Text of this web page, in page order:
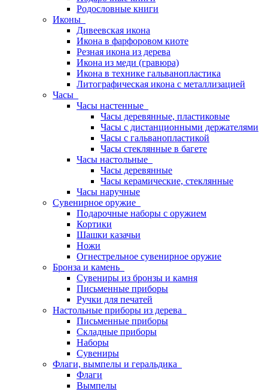
Родословные книги
Иконы
Дивеевская икона
Икона в фарфоровом киоте
Резная икона из дерева
Икона из меди (гравюра)
Икона в технике гальванопластика
Литографическая икона с металлизацией
Часы
Часы настенные
Часы деревянные, пластиковые
Часы с дистанционными держателями
Часы с гальванопластикой
Часы стеклянные в багете
Часы настольные
Часы деревянные
Часы керамические, стеклянные
Часы наручные
Сувенирное оружие
Подарочные наборы с оружием
Кортики
Шашки казачьи
Ножи
Огнестрельное сувенирное оружие
Бронза и камень
Сувениры из бронзы и камня
Письменные приборы
Ручки для печатей
Настольные приборы из дерева
Письменные приборы
Складные приборы
Наборы
Сувениры
Флаги, вымпелы и геральдика
Флаги
Вымпелы